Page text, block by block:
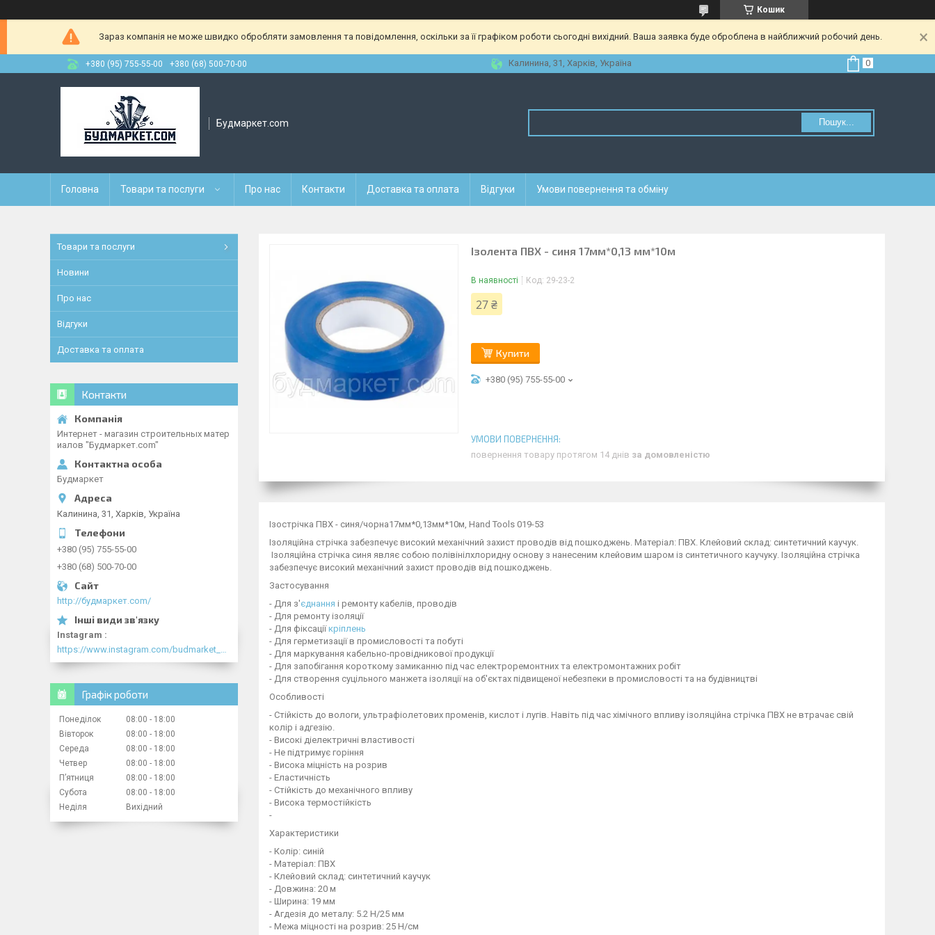
Кошик
Зараз компанія не може швидко обробляти замовлення та повідомлення, оскільки за її графіком роботи сьогодні вихідний. Ваша заявка буде оброблена в найближчий робочий день.
+380 (95) 755-55-00 +380 (68) 500-70-00 Калинина, 31, Харків, Україна
Будмаркет.com Пошук...
Головна Товари та послуги Про нас Контакти Доставка та оплата Відгуки Умови повернення та обміну
Ізолента ПВХ - синя 17мм*0,13 мм*10м
В наявності Код: 29-23-2
27 ₴
Купити
+380 (95) 755-55-00
повернення товару протягом 14 днів за домовленістю
Ізострічка ПВХ - синя/чорна17мм*0,13мм*10м, Hand Tools 019-53
Ізоляційна стрічка забезпечує високий механічний захист проводів від пошкоджень. Матеріал: ПВХ. Клейовий склад: синтетичний каучук.
Ізоляційна стрічка синя являє собою полівінілхлоридну основу з нанесеним клейовим шаром із синтетичного каучуку. Ізоляційна стрічка
забезпечує високий механічний захист проводів від пошкоджень.
Застосування
- Для з'єднання і ремонту кабелів, проводів
- Для ремонту ізоляції
- Для фіксаціїкріплень
- Для герметизації в промисловості та побуті
- Для маркування кабельно-провідникової продукції
- Для запобігання короткому замиканню під час електроремонтних та електромонтажних робіт
- Для створення суцільного манжета ізоляції на об'єктах підвищеної небезпеки в промисловості та на будівництві
Особливості
- Стійкість до вологи, ультрафіолетових променів, кислот і лугів. Навіть під час хімічного впливу ізоляційна стрічка ПВХ не втрачає свій
колір і адгезію.
- Високі діелектричні властивості
- Не підтримує горіння
- Висока міцність на розрив
- Еластичність
- Стійкість до механічного впливу
- Висока термостійкість
-
Характеристики
- Колір: синій
- Матеріал: ПВХ
- Клейовий склад: синтетичний каучук
- Довжина: 20 м
- Ширина: 19 мм
- Агдезія до металу: 5.2 H/25 мм
- Межа міцності на розрив: 25 H/см
Товари та послуги
Новини
Про нас
Відгуки
Доставка та оплата
Контакти
Интернет - магазин строительных матер
иалов "Будмаркет.com"
Будмаркет
Калинина, 31, Харків, Україна
+380 (95) 755-55-00
+380 (68) 500-70-00
http://будмаркет.com/
Instagram
Графік роботи
Понеділок 08:00
18:00
Вівторок
08:00
18:00
Середа
08:00
18:00
Четвер
08:00
18:00
Пʼятниця
08:00
18:00
Субота
08:00
18:00
Неділя
Вихідний